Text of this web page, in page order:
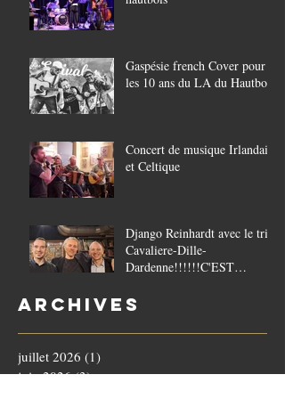
Gaspésie french Cover pour
les 10 ans du LA du Hautbois
Concert de musique Irlandaise
et Celtique
Django Reinhardt avec le trio
Cavaliere-Dille-
Dardenne!!!!!!C'EST
Archives
juillet 2026 (1)
juin 2026 (3)3 posts